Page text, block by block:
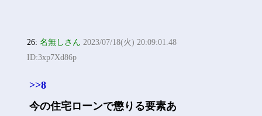
26:名無しさん 2023/07/18(火) 20:09:01.48
ID:3xp7Xd86p
>>8
今の住宅ローンで懲りる要素あ